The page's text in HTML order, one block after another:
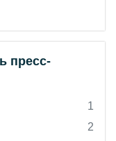
пресс-
1
2